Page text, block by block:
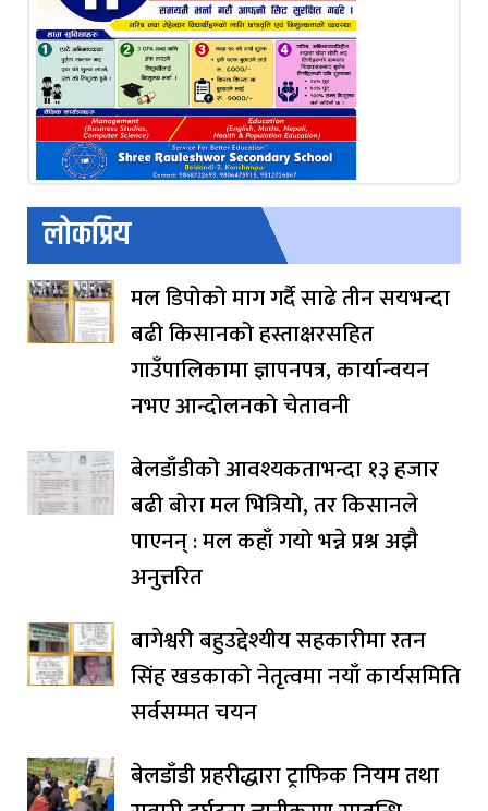
लोकप्रिय
मल डिपोको माग गर्दै साढे तीन सयभन्दा
बढी किसानको हस्ताक्षरसहित
गाउँपालिकामा ज्ञापनपत्र, कार्यान्वयन
नभए आन्दोलनको चेतावनी
बेलडाँडीको आवश्यकताभन्दा १३ हजार
बढी बोरा मल भित्रियो, तर किसानले
पाएनन् : मल कहाँ गयो भन्ने प्रश्न अझै
अनुत्तरित
बागेश्वरी बहुउद्देश्यीय सहकारीमा रतन
सिंह खडकाको नेतृत्वमा नयाँ कार्यसमिति
सर्वसम्मत चयन
बेलडाँडी प्रहरीद्धारा ट्राफिक नियम तथा